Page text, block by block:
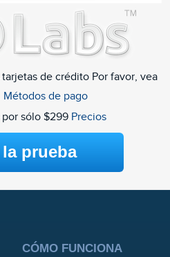
de crédito Por favor, vea
Métodos de pago
sólo $299 Precios
la prueba
CÓMO FUNCIONA